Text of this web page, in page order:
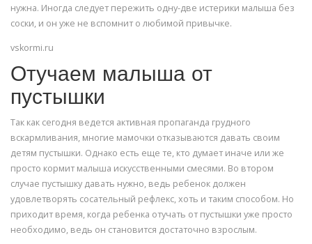
нужна. Иногда следует пережить одну-две истерики малыша без
соски, и он уже не вспомнит о любимой привычке.
vskormi.ru
Отучаем малыша от
пустышки
Так как сегодня ведется активная пропаганда грудного
вскармливания, многие мамочки отказываются давать своим
детям пустышки. Однако есть еще те, кто думает иначе или же
просто кормит малыша искусственными смесями. Во втором
случае пустышку давать нужно, ведь ребенок должен
удовлетворять сосательный рефлекс, хоть и таким способом. Но
приходит время, когда ребенка отучать от пустышки уже просто
необходимо, ведь он становится достаточно взрослым.